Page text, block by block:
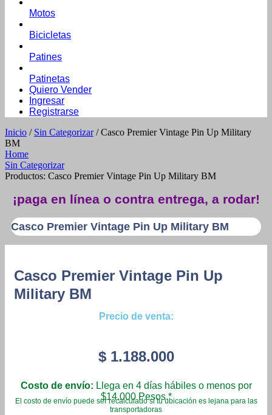
Motos
Bicicletas
Patines
Patinetas
Quiero Vender
Ingresar
Registrarse
Inicio / Sin Categorizar/ Casco Premier Vintage Pin Up Military
BM
Home
Sin Categorizar
Productos: Casco Premier Vintage Pin Up Military BM
¡paga en línea o contra entrega, a rodar!
Casco Premier Vintage Pin Up Military BM
Casco Premier Vintage Pin Up
Military BM
Precio de venta:
$1.188.000
Costo de envío: Llega en 4 días hábiles o menos por
$14.000 Pesos.*
El costo de envío puede ser recalculado si tu ubicación es lejana para las
transportadoras